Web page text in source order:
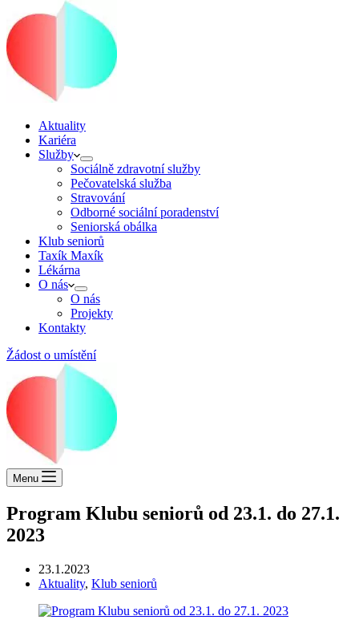
Aktuality
Kariéra
Služby
Sociálně zdravotní služby
Pečovatelská služba
Stravování
Odborné sociální poradenství
Seniorská obálka
Klub seniorů
Taxík Maxík
Lékárna
O nás
O nás
Projekty
Kontakty
Žádost o umístění
Menu
Program Klubu seniorů od 23.1. do 27.1.
2023
23.1.2023
Aktuality, Klub seniorů